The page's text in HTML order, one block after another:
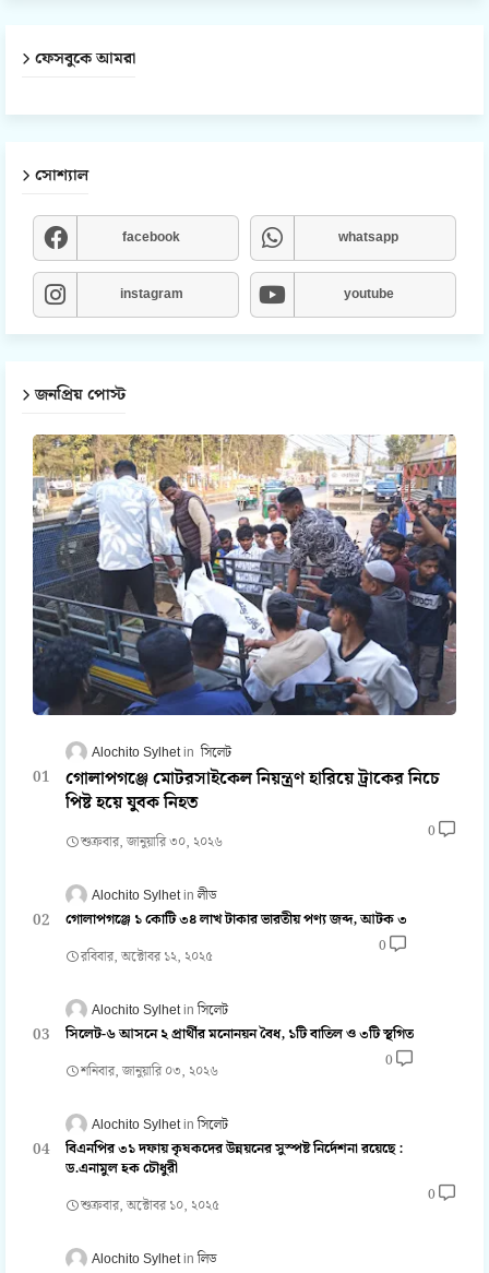
ফেসবুকে আমরা
সোশ্যাল
facebook whatsapp
instagram youtube
জনপ্রিয় পোস্ট
Alochito Sylhet সিলেট
গোলাপগঞ্জে মোটরসাইকেল নিয়ন্ত্রণ হারিয়ে ট্রাকের নিচে
পিষ্ট হয়ে যুবক নিহত
শুক্রবার, জানুয়ারি ৩০, ২০২৬
0
Alochito Sylhet লীড
গোলাপগঞ্জে ১ কোটি ৩৪ লাখ টাকার ভারতীয় পণ্য জব্দ, আটক ৩
রবিবার, অক্টোবর ১২, ২০২৫
0
Alochito Sylhet সিলেট
সিলেট-৬ আসনে ২ প্রার্থীর মনোনয়ন বৈধ, ১টি বাতিল ও ৩টি স্থগিত
শনিবার, জানুয়ারি ০৩, ২০২৬
0
Alochito Sylhet সিলেট
বিএনপির ৩১ দফায় কৃষকদের উন্নয়নের সুস্পষ্ট নির্দেশনা রয়েছে :
ড.এনামুল হক চৌধুরী
শুক্রবার, অক্টোবর ১০, ২০২৫
0
Alochito Sylhet লিড